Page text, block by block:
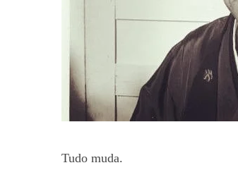
Tudo muda.